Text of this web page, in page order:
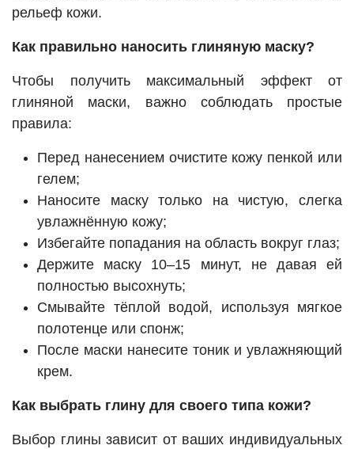
рельеф кожи.
Как правильно наносить глиняную маску?
Чтобы получить максимальный эффект от
глиняной маски, важно соблюдать простые
правила:
Перед нанесением очистите кожу пенкой или
гелем;
Наносите маску только на чистую, слегка
увлажнённую кожу;
Избегайте попадания на область вокруг глаз;
Держите маску 10–15 минут, не давая ей
полностью высохнуть;
Смывайте тёплой водой, используя мягкое
полотенце или спонж;
После маски нанесите тоник и увлажняющий
крем.
Как выбрать глину для своего типа кожи?
Выбор глины зависит от ваших индивидуальных